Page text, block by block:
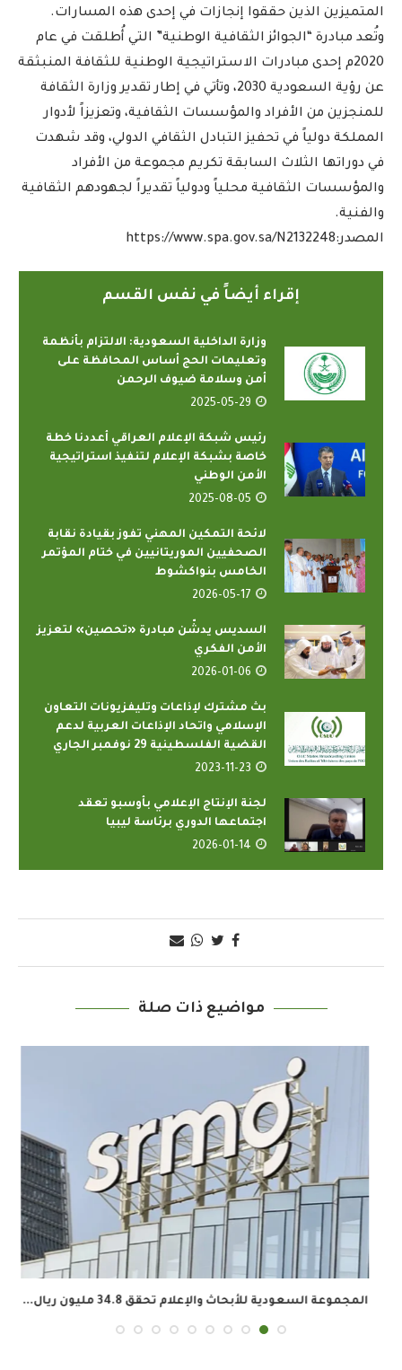
المتميزين الذين حققوا إنجازات في إحدى هذه المسارات.
وتُعد مبادرة “الجوائز الثقافية الوطنية” التي أُطلقت في عام
2020م إحدى مبادرات الاستراتيجية الوطنية للثقافة المنبثقة
عن رؤية السعودية 2030، وتأتي في إطار تقدير وزارة الثقافة
للمنجزين من الأفراد والمؤسسات الثقافية، وتعزيزاً لأدوار
المملكة دولياً في تحفيز التبادل الثقافي الدولي، وقد شهدت
في دوراتها الثلاث السابقة تكريم مجموعة من الأفراد
والمؤسسات الثقافية محلياً ودولياً تقديراً لجهودهم الثقافية
والفنية.
المصدر:https://www.spa.gov.sa/N2132248
إقراء أيضاً في نفس القسم
وزارة الداخلية السعودية: الالتزام بأنظمة
وتعليمات الحج أساس المحافظة على
أمن وسلامة ضيوف الرحمن
2025-05-29
رئيس شبكة الإعلام العراقي أعددنا خطة
خاصة بشبكة الإعلام لتنفيذ استراتيجية
الأمن الوطني
2025-08-05
لائحة التمكين المهني تفوز بقيادة نقابة
الصحفيين الموريتانيين في ختام المؤتمر
الخامس بنواكشوط
2026-05-17
السديس يدشّن مبادرة «تحصين» لتعزيز
الأمن الفكري
2026-01-06
بث مشترك لإذاعات وتليفزيونات التعاون
الإسلامي واتحاد الإذاعات العربية لدعم
القضية الفلسطينية 29 نوفمبر الجاري
2023-11-23
لجنة الإنتاج الإعلامي بأوسبو تعقد
اجتماعها الدوري برئاسة ليبيا
2026-01-14
مواضيع ذات صلة
المجموعة السعودية للأبحاث والإعلام تحقق 34.8 مليون ريال...